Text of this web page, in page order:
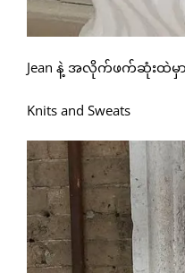
Jean နဲ့ အလိုက်ဖက်ဆုံးထဲမှာ
Knits and Sweats